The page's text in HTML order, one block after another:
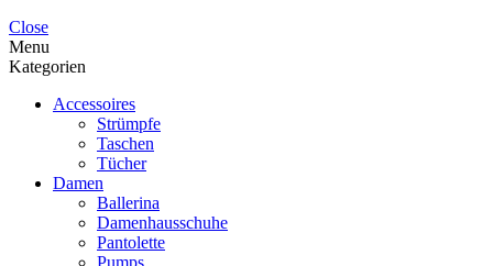
Close
Menu
Kategorien
Accessoires
Strümpfe
Taschen
Tücher
Damen
Ballerina
Damenhausschuhe
Pantolette
Pumps